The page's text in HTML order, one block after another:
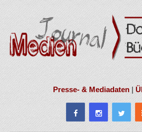
Presse- & Mediadaten|